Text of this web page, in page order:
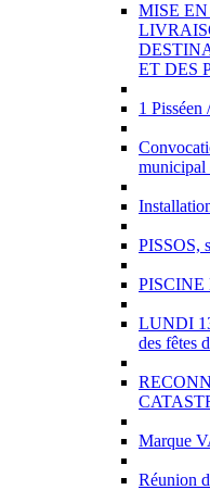
MISE
ET DES
1 Pisséen
municipal
PISSOS,
LUNDI
des fêtes
Marque
Réunion